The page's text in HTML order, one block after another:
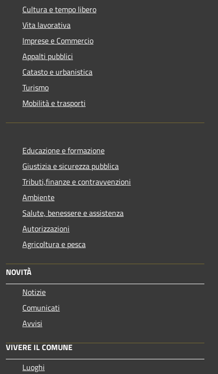
Cultura e tempo libero
Vita lavorativa
Imprese e Commercio
Appalti pubblici
Catasto e urbanistica
Turismo
Mobilità e trasporti
Educazione e formazione
Giustizia e sicurezza pubblica
Tributi,finanze e contravvenzioni
Ambiente
Salute, benessere e assistenza
Autorizzazioni
Agricoltura e pesca
NOVITÀ
Notizie
Comunicati
Avvisi
VIVERE IL COMUNE
Luoghi